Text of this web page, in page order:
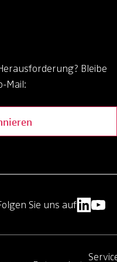
Bleibe
Mail:
Sie uns auf